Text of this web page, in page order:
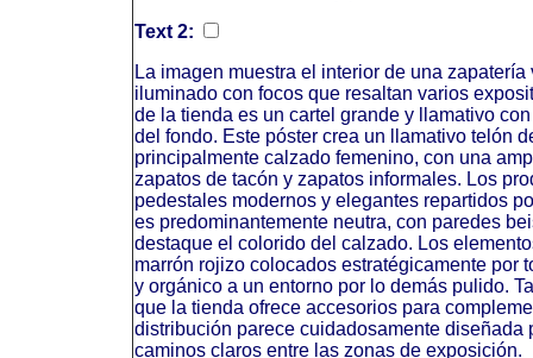
Text 2:
La imagen muestra el interior de una
iluminado con focos que resaltan varios
de la tienda es un cartel grande y llamativo
del fondo. Este póster crea un llamativo telón
principalmente calzado femenino, con una
zapatos de tacón y zapatos informales. Los
pedestales modernos y elegantes repartidos
es predominantemente neutra, con paredes
destaque el colorido del calzado. Los
marrón rojizo colocados estratégicamente por
y orgánico a un entorno por lo demás pulido.
que la tienda ofrece accesorios para
distribución parece cuidadosamente
caminos claros entre las zonas de exposición.